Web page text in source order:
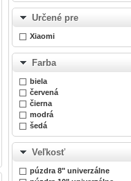
Určené pre
Xiaomi
Farba
biela
červená
čierna
modrá
šedá
Veľkosť
púzdra 8" univerzálne